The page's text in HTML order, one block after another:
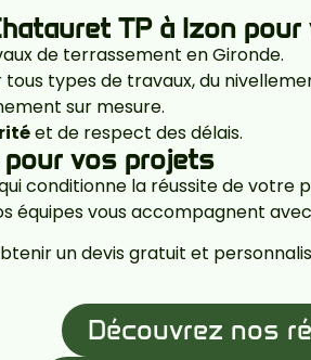
TP à Izon
de terrassement en Gironde.
types de travaux, du
sur mesure.
et de respect des délais.
vos projets
conditionne la réussite de
équipes vous accompagnent
un devis gratuit et
Découvrez nos